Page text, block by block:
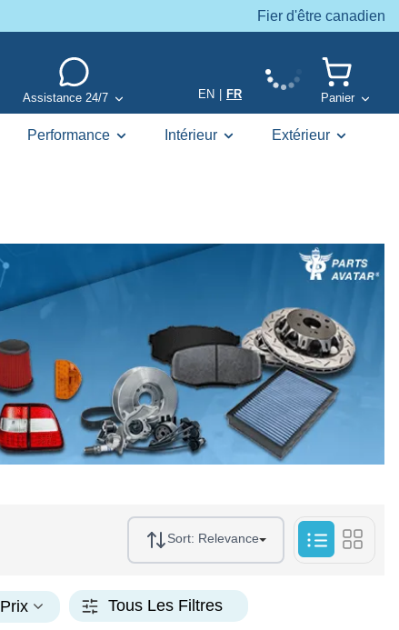
Fier d'être canadien
Assistance 24/7 EN FR Panier
Performance Intérieur Extérieur
Sort: Relevance
Prix Tous Les Filtres